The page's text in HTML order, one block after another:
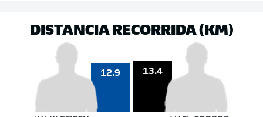
DISTANCIA RECORRIDA (KM)
12.9 13.4